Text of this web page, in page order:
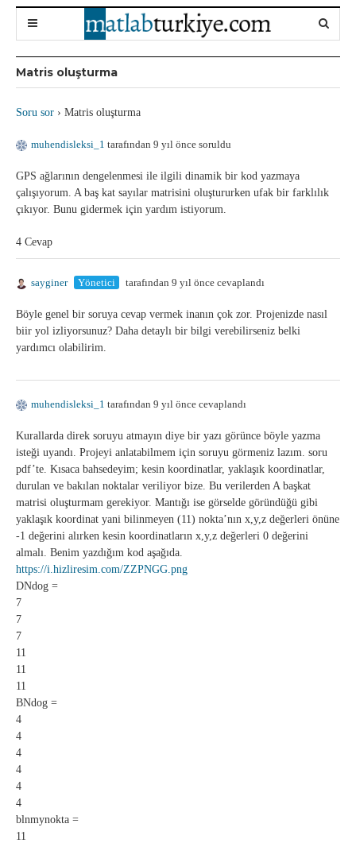
Matris oluşturma
Soru sor › Matris oluşturma
muhendisleksi_1 tarafından 9 yıl önce soruldu
GPS ağlarının dengelenmesi ile ilgili dinamik bir kod yazmaya
çalışıyorum. A baş kat sayılar matrisini oluştururken ufak bir farklılık
çıkıyor. Bunu gidermek için yardım istiyorum.
4 Cevap
sayginer Yönetici tarafından 9 yıl önce cevaplandı
Böyle genel bir soruya cevap vermek inanın çok zor. Projenizde nasıl
biir yol izliyorsunuz? Daha detaylı bir bilgi verebilirseniz belki
yardımcı olabilirim.
muhendisleksi_1 tarafından 9 yıl önce cevaplandı
Kurallarda direk soruyu atmayın diye bir yazı görünce böyle yazma
isteği uyandı. Projeyi anlatabilmem için soruyu görmeniz lazım. soru
pdf’te. Kısaca bahsedeyim; kesin koordinatlar, yaklaşık koordinatlar,
durulan ve bakılan noktalar veriliyor bize. Bu verilerden A başkat
matrisi oluşturmam gerekiyor. Mantığı ise görselde göründüğü gibi
yaklaşık koordinat yani bilinmeyen (11) nokta’nın x,y,z değerleri önüne
-1 değerini alırken kesin koordinatların x,y,z değerleri 0 değerini
almalı. Benim yazdığım kod aşağıda.
https://i.hizliresim.com/ZZPNGG.png
DNdog =
7
7
7
11
11
11
BNdog =
4
4
4
4
4
4
blnmynokta =
11